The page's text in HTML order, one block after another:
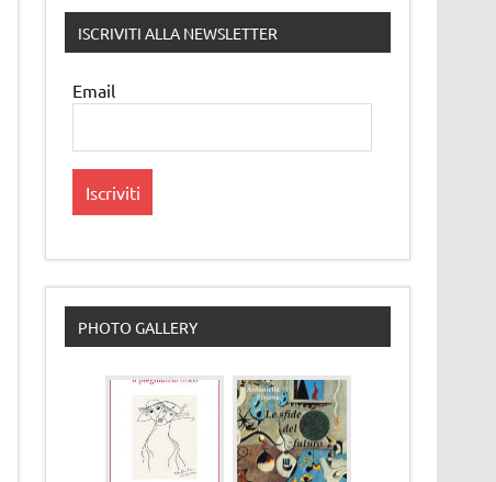
ISCRIVITI ALLA NEWSLETTER
Email
PHOTO GALLERY